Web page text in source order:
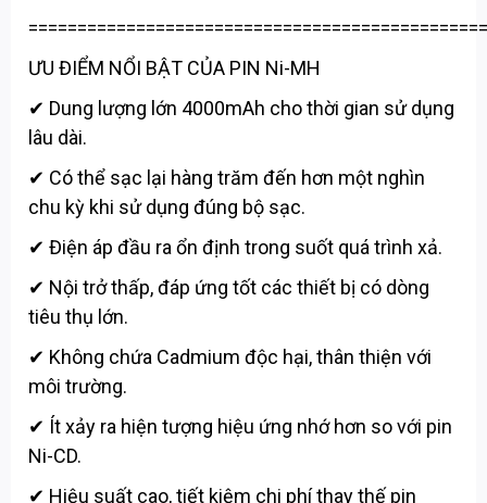
ƯU ĐIỂM NỔI BẬT CỦA PIN Ni-MH
✔ Dung lượng lớn 4000mAh cho thời gian sử dụng
lâu dài.
✔ Có thể sạc lại hàng trăm đến hơn một nghìn
chu kỳ khi sử dụng đúng bộ sạc.
✔ Điện áp đầu ra ổn định trong suốt quá trình xả.
✔ Nội trở thấp, đáp ứng tốt các thiết bị có dòng
tiêu thụ lớn.
✔ Không chứa Cadmium độc hại, thân thiện với
môi trường.
✔ Ít xảy ra hiện tượng hiệu ứng nhớ hơn so với pin
Ni-CD.
✔ Hiệu suất cao, tiết kiệm chi phí thay thế pin